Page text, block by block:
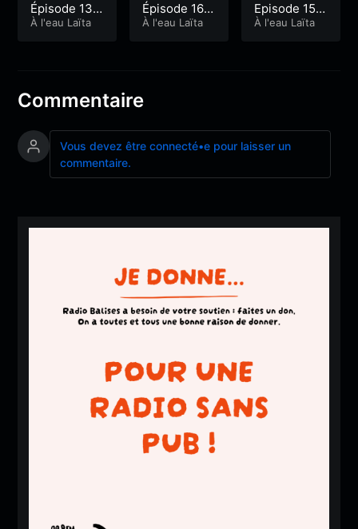
Épisode 13 :
Janvier 202
À l'eau Laïta
Épisode 16 :
Avril 2026
À l'eau Laïta
Episode 15 :
mars 2026
À l'eau Laïta
Commentaire
Vous devez être connecté•e pour laisser un
commentaire.